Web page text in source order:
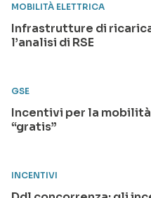
MOBILITÀ ELETTRICA
Infrastrutture di
l’analisi di RSE
GSE
Incentivi per la
“gratis”
INCENTIVI